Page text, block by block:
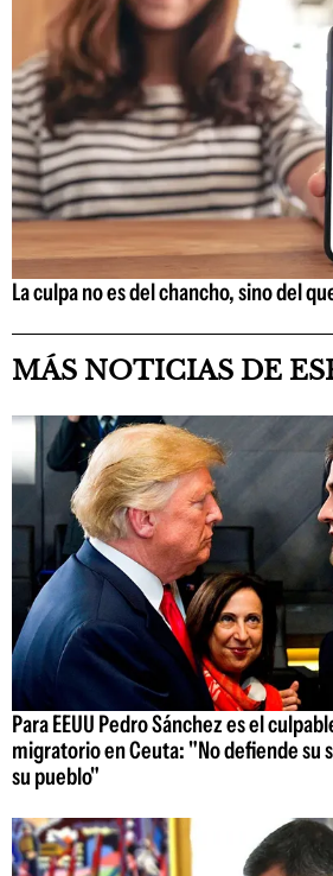
La culpa no es del chancho, sino del
MÁS NOTICIAS DE
Para EEUU Pedro Sánchez es el
migratorio en Ceuta: "No defiende su
su pueblo"